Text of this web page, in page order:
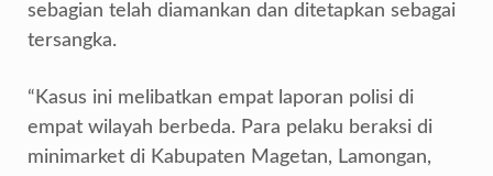
sebagian telah diamankan dan ditetapkan sebagai
tersangka.
“Kasus ini melibatkan empat laporan polisi di
empat wilayah berbeda. Para pelaku beraksi di
minimarket di Kabupaten Magetan, Lamongan,